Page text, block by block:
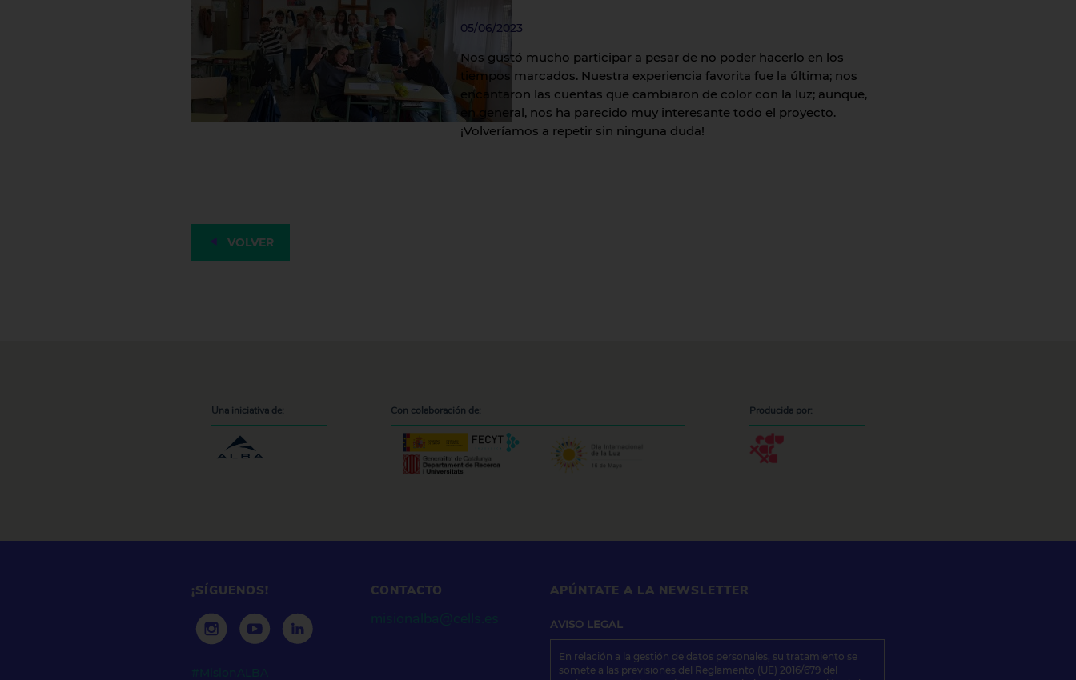
05/06/2023
Nos gustó mucho participar a pesar de no poder hacerlo en los
tiempos marcados. Nuestra experiencia favorita fue la última; nos
encantaron las cuentas que cambiaron de color con la luz; aunque,
en general, nos ha parecido muy interesante todo el proyecto.
¡Volveríamos a repetir sin ninguna duda!
VOLVER
Una iniciativa de: Con colaboración de: Producida por:
¡SÍGUENOS!
#MisionALBA
CONTACTO
misionalba@cells.es
APÚNTATE A LA NEWSLETTER
AVISO LEGAL
En relación a la gestión de datos personales, su tratamiento se
somete a las previsiones del Reglamento (UE) 2016/679 del